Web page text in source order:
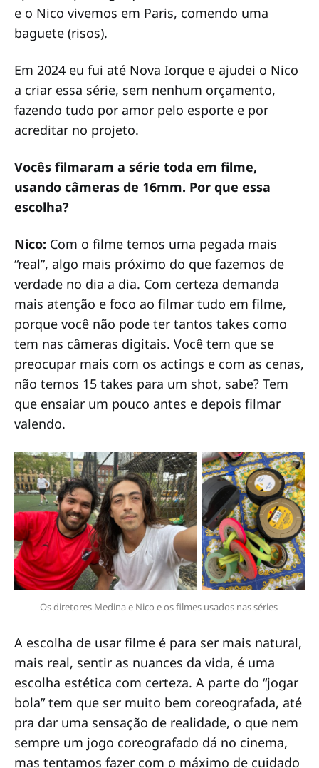
e o Nico vivemos em Paris, comendo uma
baguete (risos).
Em 2024 eu fui até Nova Iorque e ajudei o Nico
a criar essa série, sem nenhum orçamento,
fazendo tudo por amor pelo esporte e por
acreditar no projeto.
Vocês filmaram a série toda em filme,
usando câmeras de 16mm. Por que essa
escolha?
Nico: Com o filme temos uma pegada mais
“real”, algo mais próximo do que fazemos de
verdade no dia a dia. Com certeza demanda
mais atenção e foco ao filmar tudo em filme,
porque você não pode ter tantos takes como
tem nas câmeras digitais. Você tem que se
preocupar mais com os actings e com as cenas,
não temos 15 takes para um shot, sabe? Tem
que ensaiar um pouco antes e depois filmar
valendo.
Os diretores Medina e Nico e os filmes usados nas séries
A escolha de usar filme é para ser mais natural,
mais real, sentir as nuances da vida, é uma
escolha estética com certeza. A parte do “jogar
bola” tem que ser muito bem coreografada, até
pra dar uma sensação de realidade, o que nem
sempre um jogo coreografado dá no cinema,
mas tentamos fazer com o máximo de cuidado